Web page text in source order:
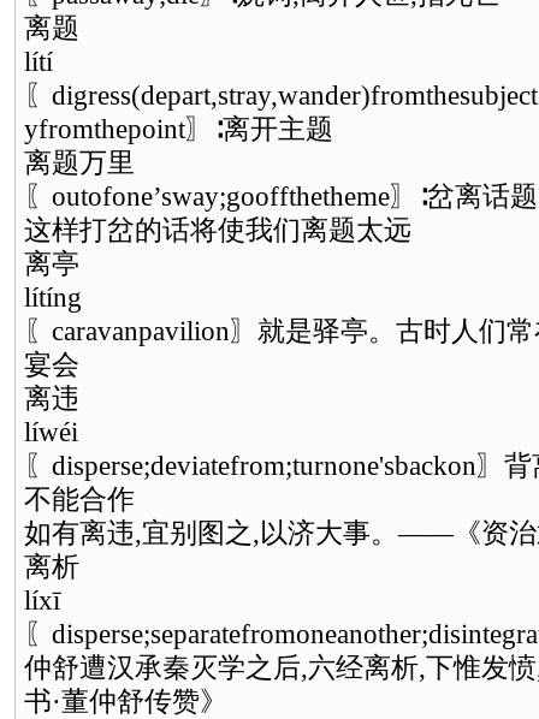
离题
lítí
〖
yfromthepoint〗∶离开主题
离题万里
〖outofone’sway;gooffthetheme〗∶岔离话题
这样打岔的话将使我们离题太远
离亭
lítíng
〖caravanpavilion〗就是驿亭。古时人们
宴会
离违
líwéi
〖disperse;deviatefrom;turnone'sbackon〗
不能合作
如有离违,宜别图之,以济大事。——《资
离析
líxī
〖
仲舒遭汉承秦灭学之后,六经离析,下惟发
书·董仲舒传赞》